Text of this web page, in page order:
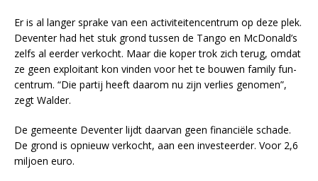
Er is al langer sprake van een activiteitencentrum op deze plek.
Deventer had het stuk grond tussen de Tango en McDonald’s
zelfs al eerder verkocht. Maar die koper trok zich terug, omdat
ze geen exploitant kon vinden voor het te bouwen family fun-
centrum. “Die partij heeft daarom nu zijn verlies genomen”,
zegt Walder.
De gemeente Deventer lijdt daarvan geen financiële schade.
De grond is opnieuw verkocht, aan een investeerder. Voor 2,6
miljoen euro.